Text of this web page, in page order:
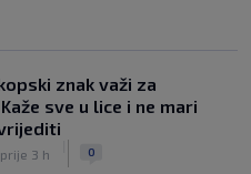
znak važi za
sve u lice i ne mari
prije 3 h 0